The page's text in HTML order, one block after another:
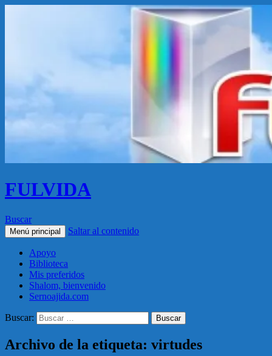
FULVIDA
Buscar
Menú principal Saltar al contenido
Apoyo
Biblioteca
Mis preferidos
Shalom, bienvenido
Sernoajida.com
Buscar:
Archivo de la etiqueta: virtudes